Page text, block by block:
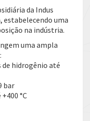
da Indus
estabelecendo uma
na indústria.
uma ampla
de hidrogênio até
bar
°C